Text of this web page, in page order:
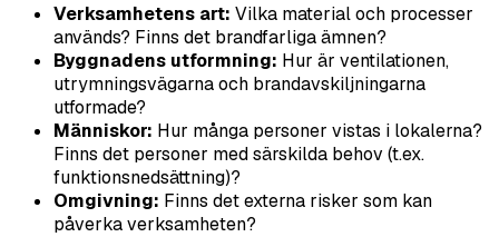
Verksamhetens art: Vilka material och processer
används? Finns det brandfarliga ämnen?
Byggnadens utformning: Hur är ventilationen,
utrymningsvägarna och brandavskiljningarna
utformade?
Människor: Hur många personer vistas i lokalerna?
Finns det personer med särskilda behov (t.ex.
funktionsnedsättning)?
Omgivning: Finns det externa risker som kan
påverka verksamheten?